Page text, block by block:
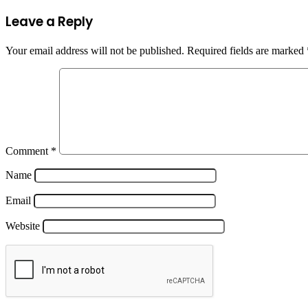
Leave a Reply
Your email address will not be published. Required fields are marked
Comment *
Name
Email
Website